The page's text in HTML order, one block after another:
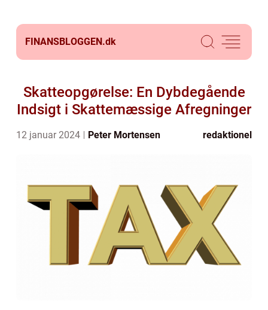
FINANSBLOGGEN.dk
Skatteopgørelse: En Dybdegående
Indsigt i Skattemæssige Afregninger
12 januar 2024 Peter Mortensen redaktionel